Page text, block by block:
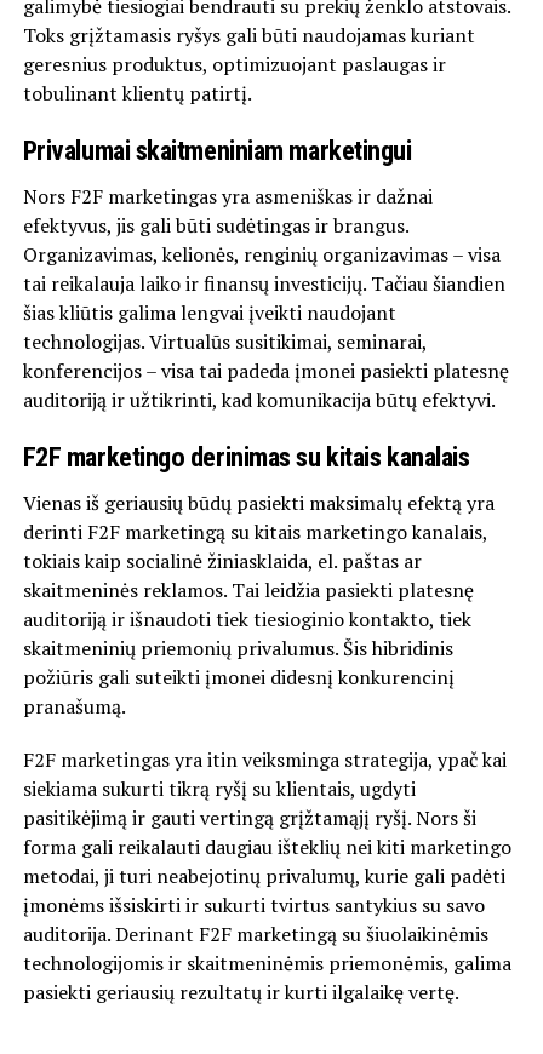
galimybė tiesiogiai bendrauti su prekių ženklo atstovais.
Toks grįžtamasis ryšys gali būti naudojamas kuriant
geresnius produktus, optimizuojant paslaugas ir
tobulinant klientų patirtį.
Privalumai skaitmeniniam marketingui
Nors F2F marketingas yra asmeniškas ir dažnai
efektyvus, jis gali būti sudėtingas ir brangus.
Organizavimas, kelionės, renginių organizavimas – visa
tai reikalauja laiko ir finansų investicijų. Tačiau šiandien
šias kliūtis galima lengvai įveikti naudojant
technologijas. Virtualūs susitikimai, seminarai,
konferencijos – visa tai padeda įmonei pasiekti platesnę
auditoriją ir užtikrinti, kad komunikacija būtų efektyvi.
F2F marketingo derinimas su kitais kanalais
Vienas iš geriausių būdų pasiekti maksimalų efektą yra
derinti F2F marketingą su kitais marketingo kanalais,
tokiais kaip socialinė žiniasklaida, el. paštas ar
skaitmeninės reklamos. Tai leidžia pasiekti platesnę
auditoriją ir išnaudoti tiek tiesioginio kontakto, tiek
skaitmeninių priemonių privalumus. Šis hibridinis
požiūris gali suteikti įmonei didesnį konkurencinį
pranašumą.
F2F marketingas yra itin veiksminga strategija, ypač kai
siekiama sukurti tikrą ryšį su klientais, ugdyti
pasitikėjimą ir gauti vertingą grįžtamąjį ryšį. Nors ši
forma gali reikalauti daugiau išteklių nei kiti marketingo
metodai, ji turi neabejotinų privalumų, kurie gali padėti
įmonėms išsiskirti ir sukurti tvirtus santykius su savo
auditorija. Derinant F2F marketingą su šiuolaikinėmis
technologijomis ir skaitmeninėmis priemonėmis, galima
pasiekti geriausių rezultatų ir kurti ilgalaikę vertę.